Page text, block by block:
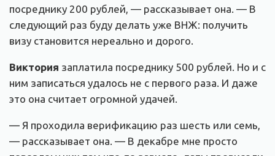
посреднику 200 рублей, — рассказывает она. — В
следующий раз буду делать уже ВНЖ: получить
визу становится нереально и дорого.
Виктория заплатила посреднику 500 рублей. Но и с
ним записаться удалось не с первого раза. И даже
это она считает огромной удачей.
— Я проходила верификацию раз шесть или семь,
— рассказывает она. — В декабре мне просто